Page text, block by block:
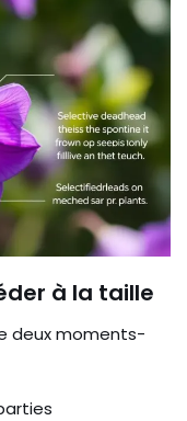
à la taille
deux moments-